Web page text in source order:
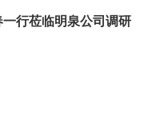
行莅临明泉公司调研